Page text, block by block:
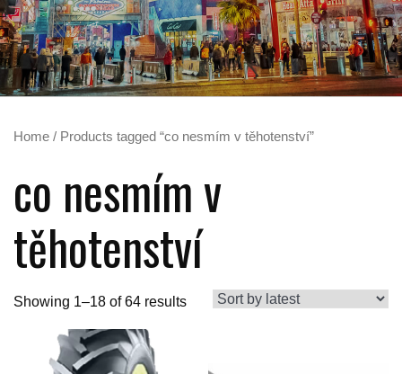
Home / Products tagged “co nesmím v těhotenství”
co nesmím v
těhotenství
Showing 1–18 of 64 results